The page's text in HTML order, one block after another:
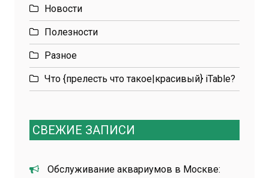
Новости
Полезности
Разное
Что {прелесть что такое|красивый} iTable?
СВЕЖИЕ ЗАПИСИ
Обслуживание аквариумов в Москве: